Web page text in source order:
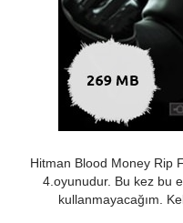
Hitman Blood Money Rip
4.oyunudur. Bu kez bu
kullanmayacağım.